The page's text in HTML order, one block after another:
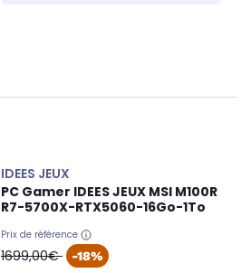
IDEES JEUX
PC Gamer IDEES JEUX MSI M100R
R7-5700X-RTX5060-16Go-1To
Prix de référence
oldPrice
1699,00€ -18%